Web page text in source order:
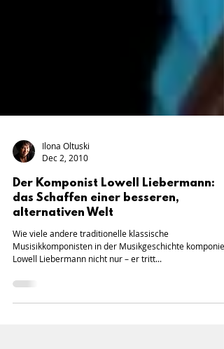
Ilona Oltuski
Dec 2, 2010
Der Komponist Lowell Liebermann:
das Schaffen einer besseren,
Wie viele andere traditionelle klassische
Musisikkomponisten in der Musikgeschichte